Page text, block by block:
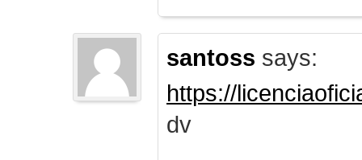
santoss says:
https://
dv